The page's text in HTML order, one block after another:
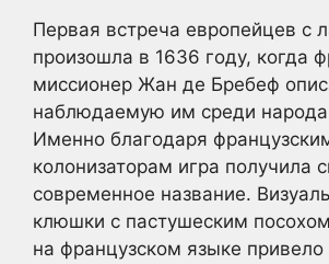
Первая встреча европейцев с
произошла в 1636 году, когда
миссионер Жан де Бребеф
наблюдаемую им среди народа
Именно благодаря
колонизаторам игра получила
современное название.
клюшки с пастушеским
на французском языке привело